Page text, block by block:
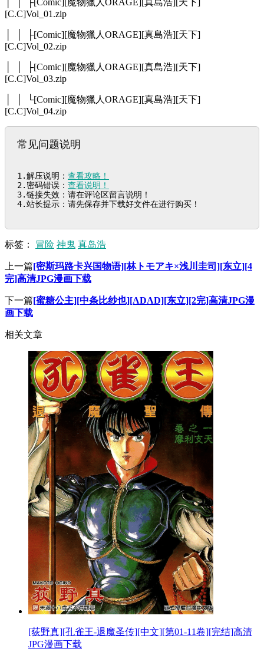
[C.C]Vol_01.zip
│ │ ├[Comic][魔物獵人ORAGE][真島浩][天下]
[C.C]Vol_02.zip
│ │ ├[Comic][魔物獵人ORAGE][真島浩][天下]
[C.C]Vol_03.zip
│ │ └[Comic][魔物獵人ORAGE][真島浩][天下]
[C.C]Vol_04.zip
常见问题说明
1.解压说明： 查看攻略！
2.密码错误： 查看说明！
3.链接失效：请在评论区留言说明！
4.站长提示：请先保存并下载好文件在进行购买！
标签： 冒险 神鬼 真岛浩
上一篇[密斯玛路卡兴国物语][林トモアキ×浅川圭司][东立][4
完]高清JPG漫画下载
下一篇[蜜糖公主][中条比纱也][ADAD][东立][2完]高清JPG漫
画下载
相关文章
[荻野真][孔雀王-退魔圣传][中文][第01-11卷][完结]高清
JPG漫画下载